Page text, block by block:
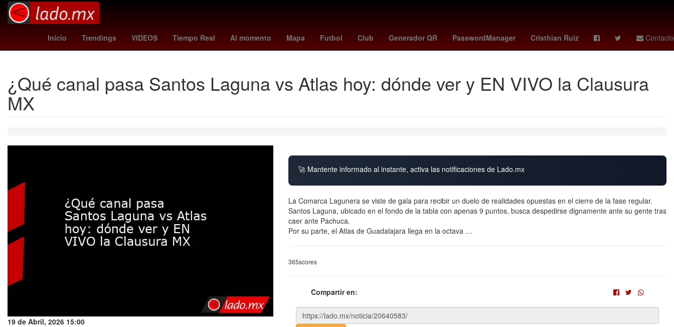
Inicio Trendings VIDEOS Tiempo Real Al momento Mapa Futbol Club Generador QR PasswordManager Cristhian Ruiz Contacto
instituto - independiente España samsung s24 2024 Patrik Schick The Addams Family Star Wars líder supremo de irán Digitalización Perú
¿Qué canal pasa Santos Laguna vs Atlas hoy: dónde ver y EN VIVO la Clausura
MX
19 de Abril, 2026 15:00
🚀 Mantente informado al instante, activa las notificaciones de Lado.mx
La Comarca Lagunera se viste de gala para recibir un duelo de realidades opuestas en el cierre de la fase regular.
Santos Laguna, ubicado en el fondo de la tabla con apenas 9 puntos, busca despedirse dignamente ante su gente tras
caer ante Pachuca.
Por su parte, el Atlas de Guadalajara llega en la octava …
365scores
Compartir en: